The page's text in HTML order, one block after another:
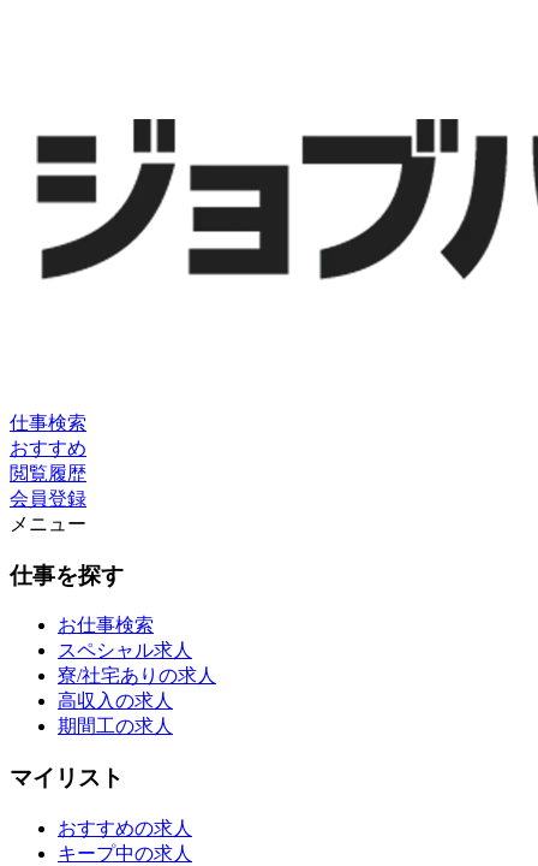
仕事検索
おすすめ
閲覧履歴
会員登録
メニュー
仕事を探す
お仕事検索
スペシャル求人
寮/社宅ありの求人
高収入の求人
期間工の求人
マイリスト
おすすめの求人
キープ中の求人